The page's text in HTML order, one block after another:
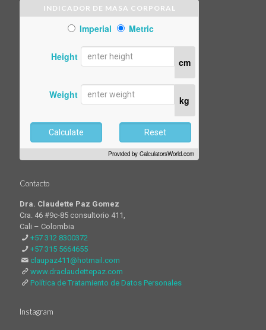
INDICADOR DE MASA CORPORAL
Imperial Metric
Height cm
Weight kg
Calculate Reset
Provided by CalculatorsWorld.com
Contacto
Dra. Claudette Paz Gomez
Cra. 46 #9c-85 consultorio 411,
Cali – Colombia
+57 312 8300372
+57 315 5664655
claupaz411@hotmail.com
www.draclaudettepaz.com
Política de Tratamiento de Datos Personales
Instagram